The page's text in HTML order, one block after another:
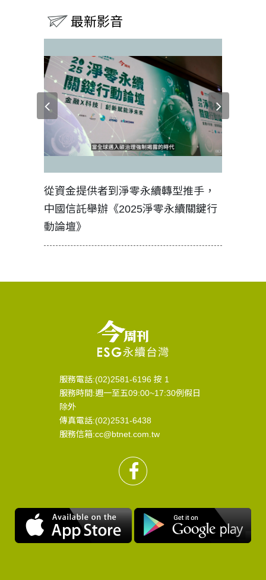
最新影音
從資金提供者到淨零永續轉型推手，
中國信託舉辦《2025淨零永續關鍵行
動論壇》
服務電話:(02)2581-6196 按 1
服務時間:週一至五09:00~17:30例假日
除外
傳真電話:(02)2531-6438
服務信箱:cc@btnet.com.tw